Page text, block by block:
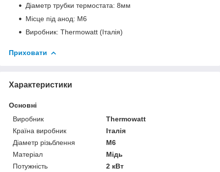
Діаметр трубки термостата: 8мм
Місце під анод: М6
Виробник: Thermowatt (Італія)
Приховати
Характеристики
Основні
Виробник
Thermowatt
Країна виробник
Італія
Діаметр різьблення
М6
Матеріал
Мідь
Потужність
2 кВт